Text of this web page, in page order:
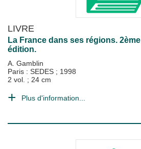
LIVRE
La France dans ses régions. 2ème
édition.
A. Gamblin
Paris : SEDES ; 1998
2 vol. ; 24 cm
Plus d'information...